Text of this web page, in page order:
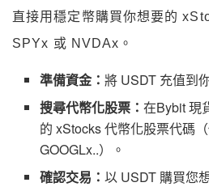
直接用穩定幣購買你想要的
SPYx 或 NVDAx。
準備資金：將 USDT 充值到
搜尋代幣化股票：在Bybit 現
的xStocks代幣化股票代碼
GOOGLx..）。
確認交易：以 USDT 購買您